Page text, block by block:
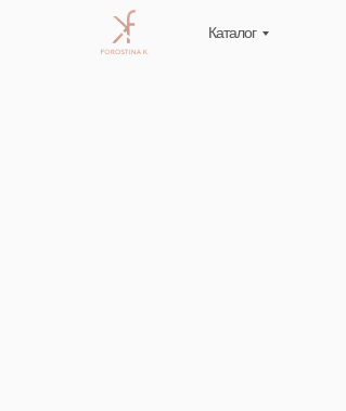
Каталог